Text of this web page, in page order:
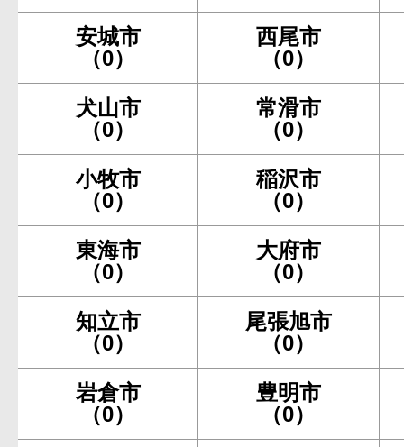
安城市
（0）
西尾市
（0）
犬山市
（0）
常滑市
（0）
小牧市
（0）
稲沢市
（0）
東海市
（0）
大府市
（0）
知立市
（0）
尾張旭市
（0）
岩倉市
（0）
豊明市
（0）